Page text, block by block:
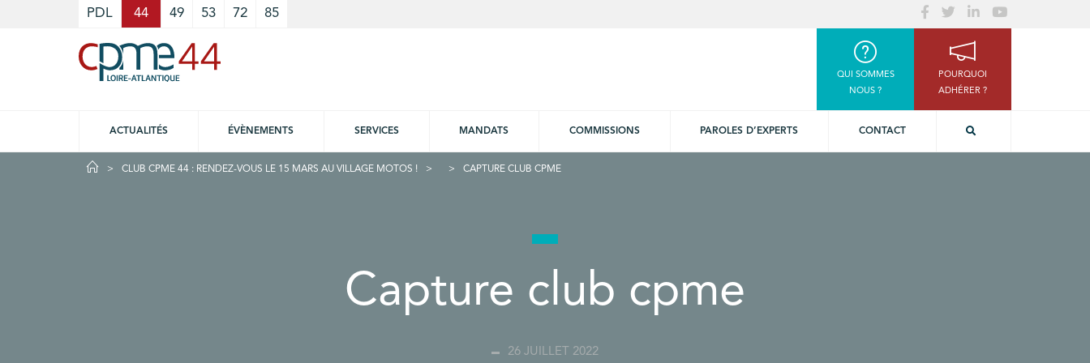
PDL 44 49 53 72 85
QUI SOMMES
NOUS ?
POURQUOI
ADHÉRER ?
ACTUALITÉS ÉVÈNEMENTS SERVICES MANDATS COMMISSIONS PAROLES D’EXPERTS CONTACT
CLUB CPME 44 : RENDEZ-VOUS LE 15 MARS AU VILLAGE MOTOS ! CAPTURE CLUB CPME
Capture club cpme
26 JUILLET 2022
Cookies management panel